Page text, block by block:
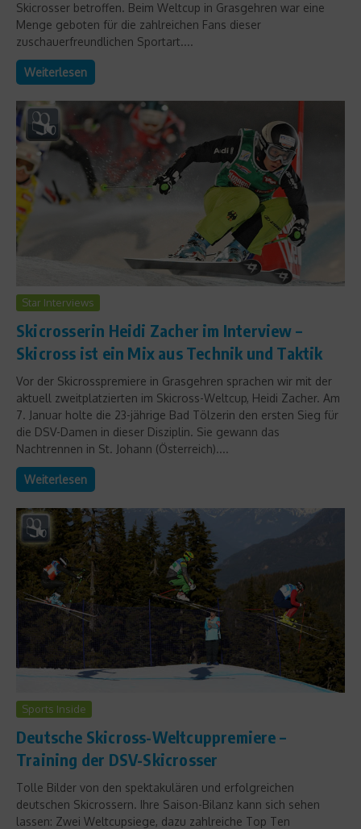
Skicrosser betroffen. Beim Weltcup in Grasgehren war eine
Menge geboten für die zahlreichen Fans dieser
zuschauerfreundlichen Sportart....
Weiterlesen
Star Interviews
Skicrosserin Heidi Zacher im Interview –
Skicross ist ein Mix aus Technik und Taktik
Vor der Skicrosspremiere in Grasgehren sprachen wir mit der
aktuell zweitplatzierten im Skicross-Weltcup, Heidi Zacher. Am
7. Januar holte die 23-jährige Bad Tölzerin den ersten Sieg für
die DSV-Damen in dieser Disziplin. Sie gewann das
Nachtrennen in St. Johann (Österreich)....
Weiterlesen
Sports Inside
Deutsche Skicross-Weltcuppremiere –
Training der DSV-Skicrosser
Tolle Bilder von den spektakulären und erfolgreichen
deutschen Skicrossern. Ihre Saison-Bilanz kann sich sehen
lassen: Zwei Weltcupsiege, dazu zahlreiche Top Ten